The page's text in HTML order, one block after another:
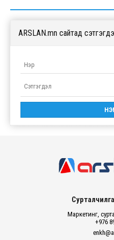
ARSLAN.mn сайтад
Маркетинг,
+976